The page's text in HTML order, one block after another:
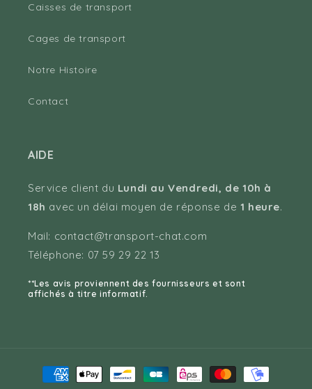
Caisses de transport
Cages de transport
Notre Histoire
Contact
AIDE
Service client du Lundi au Vendredi, de 10h à
18h avec un délai moyen de réponse de 1 heure.
Mail: contact@transport-chat.com
Téléphone: 07 59 29 22 13
**Les avis proviennent des fournisseurs et sont
affichés à titre informatif.
Moyens